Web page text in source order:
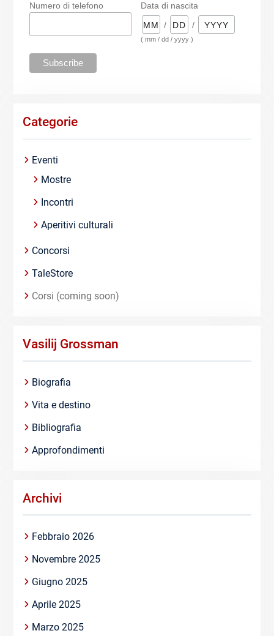
Numero di telefono
Data di nascita
/
/
( mm / dd / yyyy )
Categorie
Eventi
Mostre
Incontri
Aperitivi culturali
Concorsi
TaleStore
Corsi (coming soon)
Vasilij Grossman
Biografia
Vita e destino
Bibliografia
Approfondimenti
Archivi
Febbraio 2026
Novembre 2025
Giugno 2025
Aprile 2025
Marzo 2025